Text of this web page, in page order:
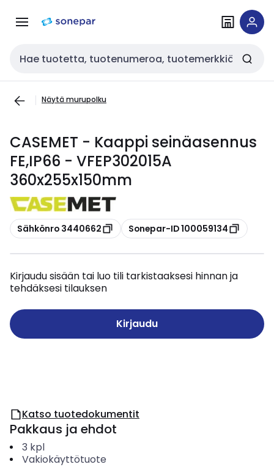
navigointiinsisältöön
Haku
Näytä murupolku
CASEMET - Kaappi seinäasennus
FE,IP66 - VFEP302015A
360x255x150mm
Kopioi
Sähkönro 3440662 Kopioi
Sonepar-ID 100059134
Kirjaudu sisään tai luo tili tarkistaaksesi hinnan ja
tehdäksesi tilauksen
Kirjaudu
Katso tuotedokumentit
Pakkaus ja ehdot
3 kpl
Vakiokäyttötuote